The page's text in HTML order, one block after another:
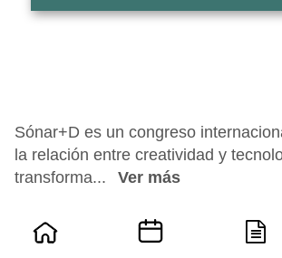
Sónar+D es un congreso
la relación entre creatividad y
transforma...
Ver más